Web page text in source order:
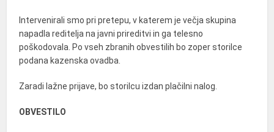
Intervenirali smo pri pretepu, v katerem je večja skupina
napadla reditelja na javni prireditvi in ga telesno
poškodovala. Po vseh zbranih obvestilih bo zoper storilce
podana kazenska ovadba.
Zaradi lažne prijave, bo storilcu izdan plačilni nalog.
OBVESTILO